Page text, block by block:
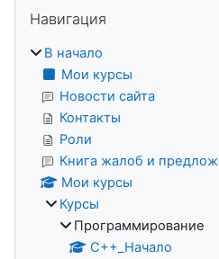
Блоки
Навигация
В начало
Мои курсы
Новости сайта
Контакты
Роли
Книга жалоб и
Мои курсы
Курсы
Программирование
С++_Начало